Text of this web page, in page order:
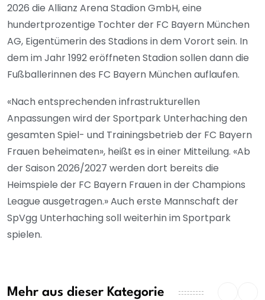
2026 die Allianz Arena Stadion GmbH, eine
hundertprozentige Tochter der FC Bayern München
AG, Eigentümerin des Stadions in dem Vorort sein. In
dem im Jahr 1992 eröffneten Stadion sollen dann die
Fußballerinnen des FC Bayern München auflaufen.
«Nach entsprechenden infrastrukturellen
Anpassungen wird der Sportpark Unterhaching den
gesamten Spiel- und Trainingsbetrieb der FC Bayern
Frauen beheimaten», heißt es in einer Mitteilung. «Ab
der Saison 2026/2027 werden dort bereits die
Heimspiele der FC Bayern Frauen in der Champions
League ausgetragen.» Auch erste Mannschaft der
SpVgg Unterhaching soll weiterhin im Sportpark
spielen.
Mehr aus dieser Kategorie